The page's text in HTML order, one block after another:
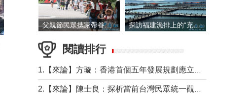
父親節民眾攜家帶眷出遊 探訪福建漁排上的“充電寶”
閱讀排行